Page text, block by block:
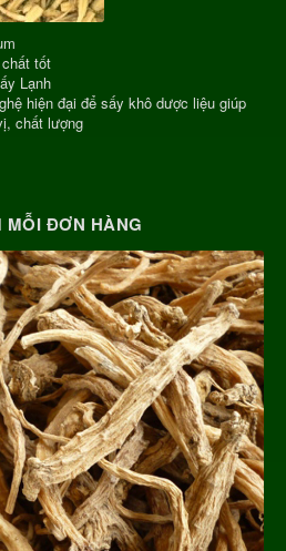
tốt
Lạnh
hiện đại để sấy khô dược liệu giúp
chất lượng
MỖI ĐƠN HÀNG